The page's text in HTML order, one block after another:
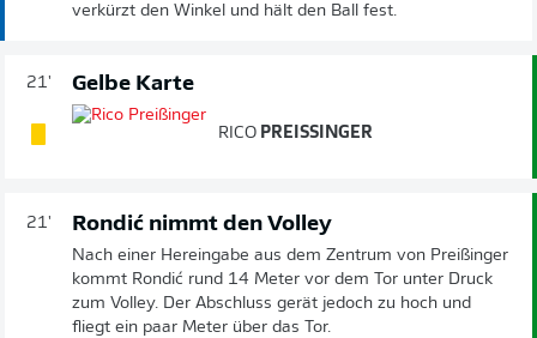
verkürzt den Winkel und hält den Ball fest.
21' Gelbe Karte
RICO PREISSINGER
21' Rondić nimmt den Volley
Nach einer Hereingabe aus dem Zentrum von Preißinger
kommt Rondić rund 14 Meter vor dem Tor unter Druck
zum Volley. Der Abschluss gerät jedoch zu hoch und
fliegt ein paar Meter über das Tor.